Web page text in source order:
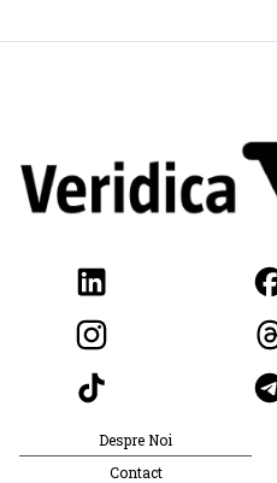
Despre Noi
Contact